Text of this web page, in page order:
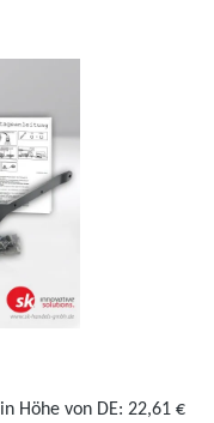
in Höhe von DE: 22,61 €